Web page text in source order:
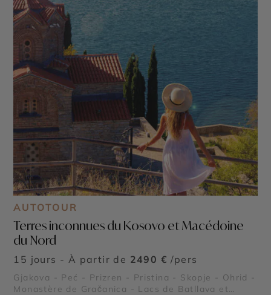
AUTOTOUR
Terres inconnues du Kosovo et Macédoine
du Nord
15 jours - À partir de 2490 € /pers
Gjakova - Peć - Prizren - Pristina - Skopje - Ohrid -
Monastère de Gračanica - Lacs de Batllava et